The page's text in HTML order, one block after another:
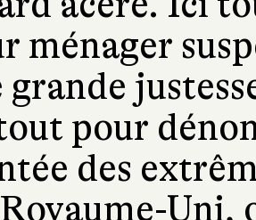
ménager
grande
pour
des
Uni,